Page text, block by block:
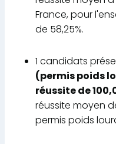
France, pour
de 58,25%.
1 candidats
(permis poids
réussite de
réussite moyen
permis poids